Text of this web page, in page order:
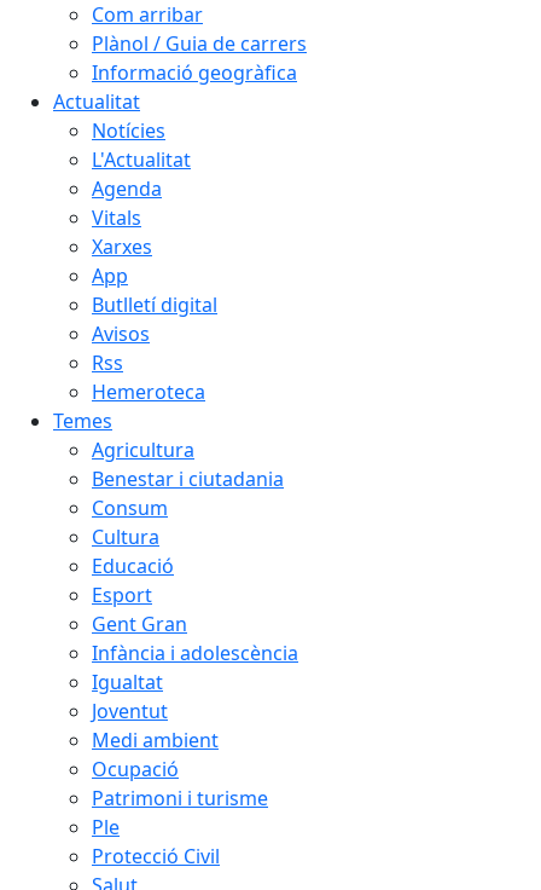
Com arribar
Plànol / Guia de carrers
Informació geogràfica
Actualitat
Notícies
L'Actualitat
Agenda
Vitals
Xarxes
App
Butlletí digital
Avisos
Rss
Hemeroteca
Temes
Agricultura
Benestar i ciutadania
Consum
Cultura
Educació
Esport
Gent Gran
Infància i adolescència
Igualtat
Joventut
Medi ambient
Ocupació
Patrimoni i turisme
Ple
Protecció Civil